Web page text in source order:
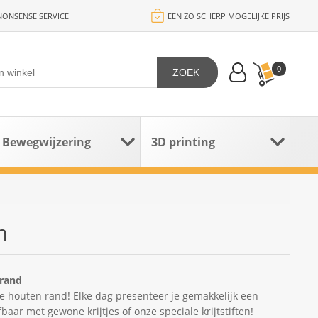
SERVICE EEN ZO SCHERP MOGELIJKE PRIJS
0
ZOEK
Bewegwijzering 3D printing
rand! Elke dag presenteer je gemakkelijk een
met gewone krijtjes of onze speciale krijtstiften!